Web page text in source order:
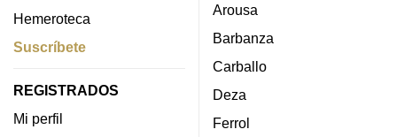
Hemeroteca
Suscríbete
REGISTRADOS
Mi perfil
Arousa
Barbanza
Carballo
Deza
Ferrol